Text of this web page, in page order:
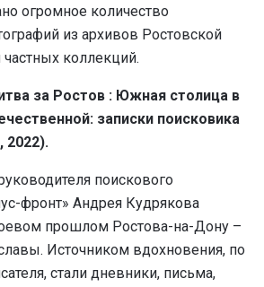
огромное количество
из архивов Ростовской
коллекций.
за Ростов : Южная столица в
записки поисковика
2022).
поискового
фронт» Андрея Кудрякова
прошлом Ростова-на-Дону –
Источником вдохновения, по
стали дневники, письма,